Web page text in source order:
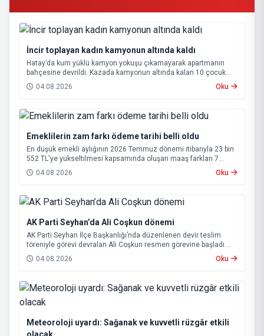
İncir toplayan kadın kamyonun altında kaldı
Hatay’da kum yüklü kamyon yokuşu çıkamayarak apartmanın
bahçesine devrildi. Kazada kamyonun altında kalan 10 çocuk
annesi 65 yaşındaki kadın hayatını kaybetti.
04.08.2026 Oku
Emeklilerin zam farkı ödeme tarihi belli oldu
En düşük emekli aylığının 2026 Temmuz dönemi itibarıyla 23 bin
552 TL'ye yükseltilmesi kapsamında oluşan maaş farkları 7
Ağustos 2026 tarihinde hesaplara yatırılacak.
04.08.2026 Oku
AK Parti Seyhan’da Ali Coşkun dönemi
AK Parti Seyhan İlçe Başkanlığı’nda düzenlenen devir teslim
töreniyle görevi devralan Ali Coşkun resmen görevine başladı.
Hizmet vurgusu yapan Coşkun, “AK Partili olmak, bu ülkenin her
metrekaresine sevdalı olmaktır” dedi.
04.08.2026 Oku
Meteoroloji uyardı: Sağanak ve kuvvetli rüzgâr etkili